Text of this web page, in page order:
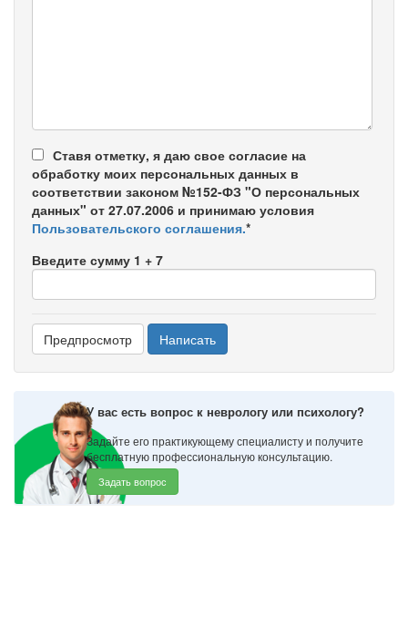
Ставя отметку, я даю свое согласие на
обработку моих персональных данных в
соответствии законом №152-ФЗ "О персональных
данных" от 27.07.2006 и принимаю условия
Пользовательского соглашения.*
Введите сумму 1 + 7
У вас есть вопрос к неврологу или психологу?
Задайте его практикующему специалисту и получите
бесплатную профессиональную консультацию.
Задать вопрос